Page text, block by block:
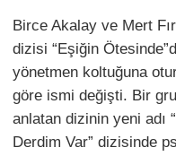
Birce Akalay ve Mert
dizisi “Eşiğin
yönetmen koltuğuna
göre ismi değişti. Bir
anlatan dizinin yeni adı
Derdim Var” dizisinde